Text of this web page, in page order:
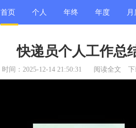
首页 个人 年终 年度
快递员个人工作总
时间：2025-12-14 21:50:31 阅读全文